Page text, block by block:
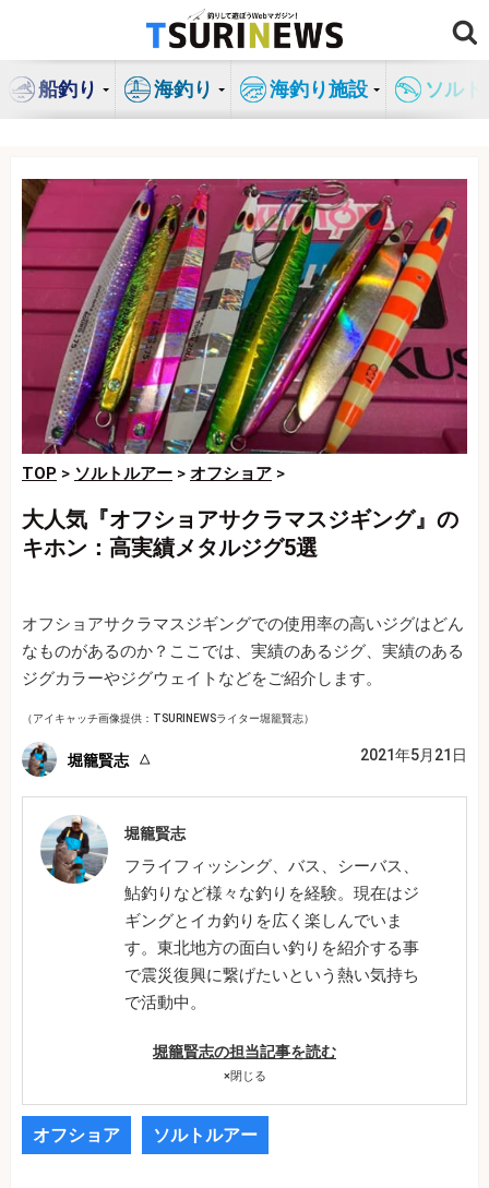
ン
船釣り 海釣り 海釣り施設 ソル
TOP > ソルトルアー > オフショア >
大人気『オフショアサクラマスジギング』の
キホン：高実績メタルジグ5選
オフショアサクラマスジギングでの使用率の高いジグはどん
なものがあるのか？ここでは、実績のあるジグ、実績のある
ジグカラーやジグウェイトなどをご紹介します。
（アイキャッチ画像提供：TSURINEWSライター堀籠賢志）
堀籠賢志 2021年5月21日
堀籠賢志
フライフィッシング、バス、シーバス、
鮎釣りなど様々な釣りを経験。現在はジ
ギングとイカ釣りを広く楽しんでいま
す。東北地方の面白い釣りを紹介する事
で震災復興に繋げたいという熱い気持ち
で活動中。
堀籠賢志の担当記事を読む
×閉じる
オフショア ソルトルアー